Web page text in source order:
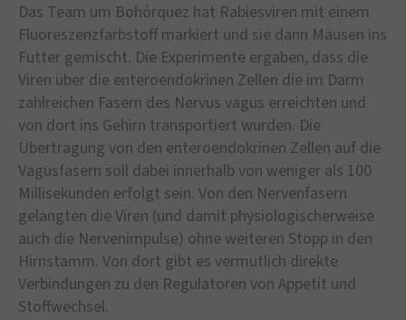
Das Team um Bohórquez hat Rabiesviren mit einem
Fluoreszenzfarbstoff markiert und sie dann Mäusen ins
Futter gemischt. Die Experimente ergaben, dass die
Viren über die enteroendokrinen Zellen die im Darm
zahlreichen Fasern des Nervus vagus erreichten und
von dort ins Gehirn transportiert wurden. Die
Übertragung von den enteroendo­krinen Zellen auf die
Vagusfasern soll dabei innerhalb von weniger als 100
Milli­sekunden erfolgt sein. Von den Nervenfasern
gelangten die Viren (und damit physiologischerweise
auch die Nervenimpulse) ohne weiteren Stopp in den
Hirnstamm. Von dort gibt es vermutlich direkte
Verbindungen zu den Regulatoren von Appetit und
Stoffwechsel.